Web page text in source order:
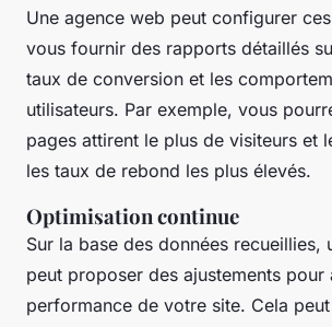
Une agence web peut configurer
vous fournir des rapports détaillés
taux de conversion et les
utilisateurs. Par exemple, vous
pages attirent le plus de visiteurs et
les taux de rebond les plus élevés.
Optimisation continue
Sur la base des données recueillies,
peut proposer des ajustements pour
performance de votre site. Cela